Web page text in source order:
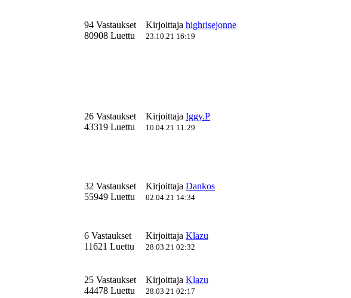
94 Vastaukset
80908 Luettu
Kirjoittaja highrisejonne
23.10.21 16:19
26 Vastaukset
43319 Luettu
Kirjoittaja Iggy.P
10.04.21 11:29
32 Vastaukset
55949 Luettu
Kirjoittaja Dankos
02.04.21 14:34
6 Vastaukset
11621 Luettu
Kirjoittaja Klazu
28.03.21 02:32
25 Vastaukset
44478 Luettu
Kirjoittaja Klazu
28.03.21 02:17